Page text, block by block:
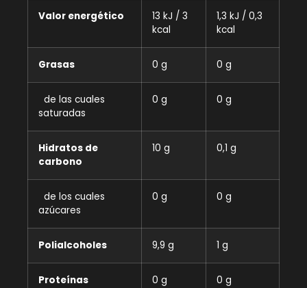
Valor energético
13 kJ / 3
kcal
1,3 kJ / 0,3
kcal
Grasas 0 g 0 g
de las cuales
saturadas
0 g 0 g
Hidratos de
carbono
10 g 0,1 g
de los cuales
azúcares
0 g 0 g
Polialcoholes 9,9 g 1 g
Proteínas 0 g 0 g